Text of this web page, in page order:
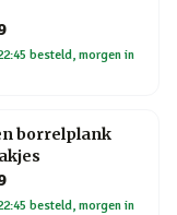
besteld, morgen in
borrelplank
besteld, morgen in